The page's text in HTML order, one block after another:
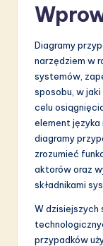
in
A
&
S
o
Diagramy
narzędziem w
systemów,
sposobu, w
celu
element języka
diagramy
zrozumieć
aktorów oraz
składnikami
W dzisiejszych
przypadków